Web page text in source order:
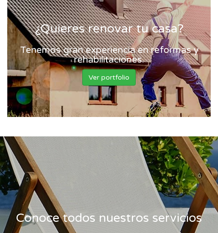
¿Quieres renovar tu casa?
Tenemos gran experiencia en reformas y
rehabilitaciones.
Ver portfolio
Conoce todos nuestros servicios